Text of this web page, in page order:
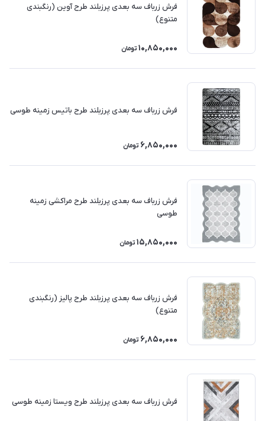
فرش زرباف سه بعدی پرزبلند طرح آوین (رنگبندی
متنوع)
10,850,000 تومان
فرش زرباف سه بعدی پرزبلند طرح باتیس زمینه طوسی
6,850,000 تومان
فرش زرباف سه بعدی پرزبلند طرح مراکشی زمینه
طوسی
15,850,000 تومان
فرش زرباف سه بعدی پرزبلند طرح پالیز (رنگبندی
متنوع)
6,850,000 تومان
فرش زرباف سه بعدی پرزبلند طرح ویستا زمینه طوسی